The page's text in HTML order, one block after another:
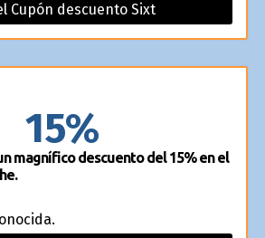
Cupón descuento Sixt
15%
magnífico descuento del 15% en el